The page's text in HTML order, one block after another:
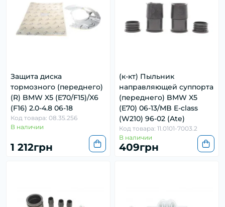
Защита диска
тормозного (переднего)
(R) BMW X5 (E70/F15)/X6
(F16) 2.0-4.8 06-18
Код товара: 08.35.256
В наличии
1 212грн
(к-кт) Пыльник
направляющей суппорта
(переднего) BMW X5
(E70) 06-13/MB E-class
(W210) 96-02 (Ate)
Код товара: 11.0101-7003.2
В наличии
409грн